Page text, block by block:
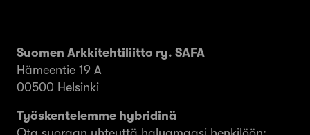
Suomen Arkkitehtiliitto ry. SAFA
Hämeentie 19 A
00500 Helsinki
Työskentelemme hybridinä